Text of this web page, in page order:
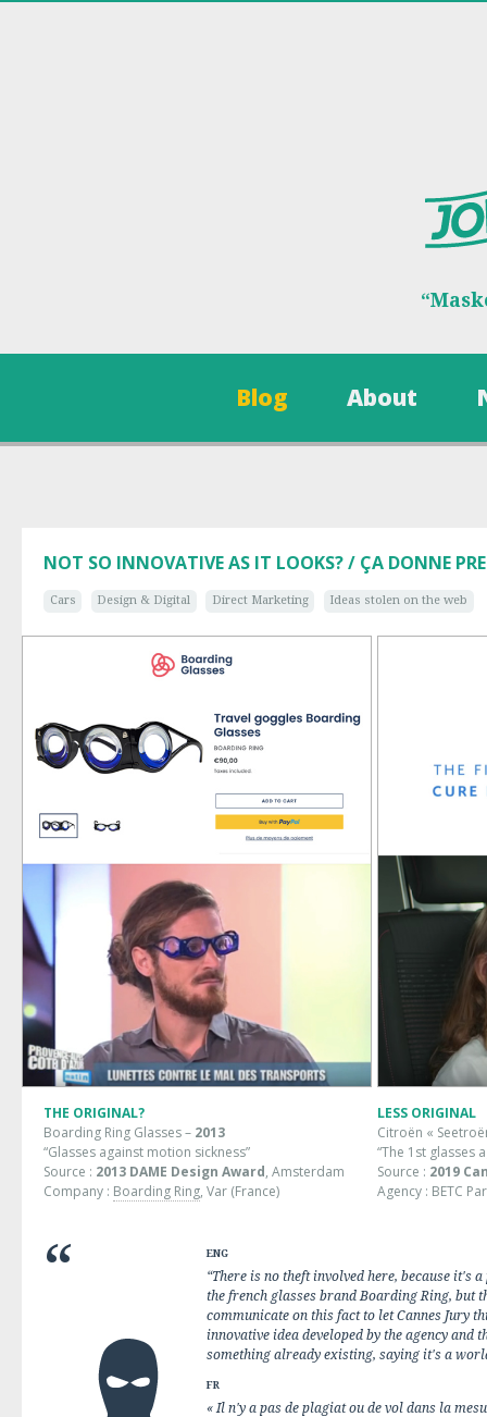
Blog About
NOT SO INNOVATIVE AS IT LOOKS? / ÇA DONNE
Cars Design & Digital Direct Marketing Ideas stolen on the web
THE ORIGINAL?
Boarding Ring Glasses – 2013
“Glasses against motion sickness”
Source : 2013 DAME Design Award, Amsterdam
Company : Boarding Ring, Var (France)
LESS ORIGINAL
Citroën «
“The 1st glasses
Source : 2019
Agency : BETC
ENG
“There is no theft involved here, because it's
the french glasses brand Boarding Ring, but
communicate on this fact to let Cannes Jury
innovative idea developed by the agency and
something already existing, saying it's a
FR
« Il n'y a pas de plagiat ou de vol dans la